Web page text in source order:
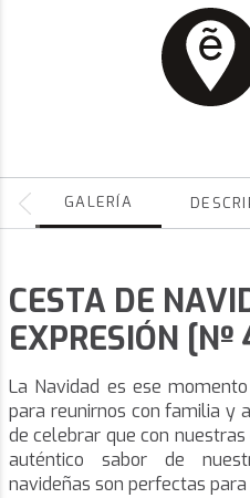
GALERÍA
CESTA DE
EXPRESIÓN [Nº
La Navidad es ese
para reunirnos con familia y
de celebrar que con
auténtico sabor de
navideñas son perfectas